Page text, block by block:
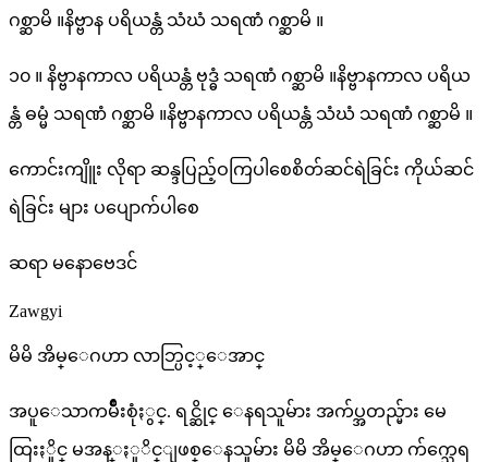
ဂစ္ဆာမိ ။နိဗ္ဗာန ပရိယန္တံ သံဃံ သရဏံ ဂစ္ဆာမိ ။
၁၀ ။ နိဗ္ဗာနကာလ ပရိယန္တံ ဗုဒ္ဓံ သရဏံ ဂစ္ဆာမိ ။နိဗ္ဗာနကာလ ပရိယ
န္တံ ဓမ္မံ သရဏံ ဂစ္ဆာမိ ။နိဗ္ဗာနကာလ ပရိယန္တံ သံဃံ သရဏံ ဂစ္ဆာမိ ။
ကောင်းကျိူး လိုရာ ဆန္ဒပြည့်ဝကြပါစေစိတ်ဆင်ရဲခြင်း ကိုယ်ဆင်
ရဲခြင်း များ ပပျောက်ပါစေ
ဆရာ မနောဗေဒင်
Zawgyi
မိမိ အိမ္ေဂဟာ လာဘ္ပြင့္ေအာင္
အပူေသာကမ်ိဳးစုံႏွင္. ရင္ဆိုင္ ေနရသူမ်ား အက်ပ္အတည္မ်ား မေ
ထြးႏိူင္ မအန္ႏူိင္ျဖစ္ေနသူမ်ား မိမိ အိမ္ေဂဟာ က်က္သေရ